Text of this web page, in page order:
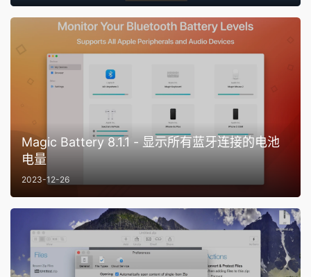
Magic Battery 8.1.1 - 显示所有蓝牙连接的电池
电量
2023-12-26